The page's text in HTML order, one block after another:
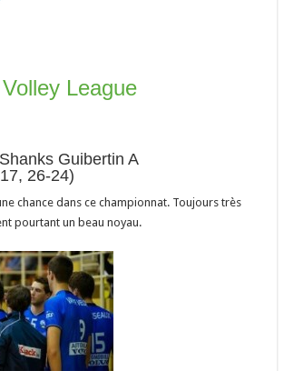
League
Guibertin A
26-24)
chance dans ce championnat. Toujours très
pourtant un beau noyau.